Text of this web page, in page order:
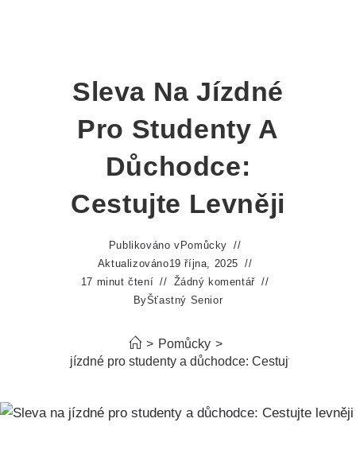
Sleva Na Jízdné
Pro Studenty A
Důchodce:
Cestujte Levněji
Publikováno v Pomůcky
Aktualizováno19 října, 2025
17 minut čtení
Žádný komentář
ByŠťastný Senior
> Pomůcky >
Sleva na jízdné pro studenty a důchodce: Cestujte levněji